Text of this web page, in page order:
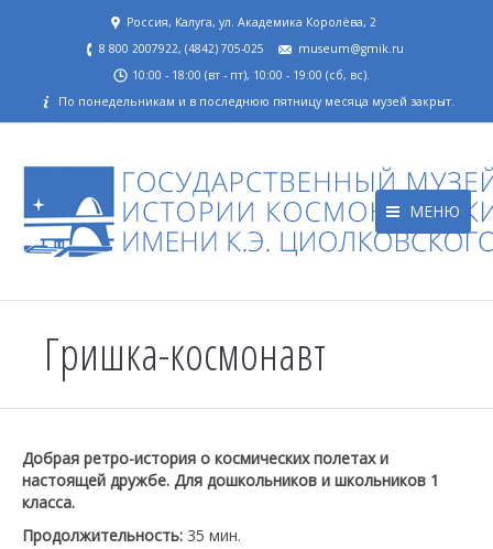
Россия, Калуга, ул. Академика Королёва, 2
8 800 2007922, (4842) 705-025
museum@gmik.ru
10:00 - 18:00 (вт - пт), 10:00 - 19:00 (сб, вс).
По понедельникам и в последнюю пятницу месяца музей закрыт.
МЕНЮ
Гришка-космонавт
Добрая ретро-история о космических полетах и
настоящей дружбе. Для дошкольников и школьников 1
класса.
Продолжительность: 35 мин.